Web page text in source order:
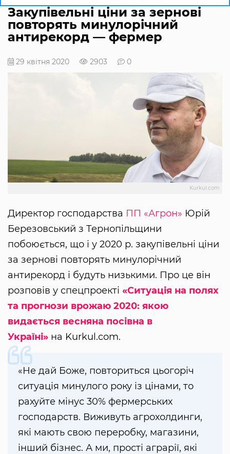
Закупівельні ціни за зернові
повторять минулорічний
антирекорд — фермер
29 квітня 2020 2903 0
Kurkul.com
Директор господарства ПП «Агрон» Юрій
Березовський з Тернопільщини
побоюється, що і у 2020 р. закупівельні ціни
за зернові повторять минулорічний
антирекорд і будуть низькими. Про це він
розповів у спецпроекті «Ситуація на полях
та прогнози врожаю 2020: якою
видається весняна посівна в
Україні» на Kurkul.com.
«Не дай Боже, повториться цьогоріч
ситуація минулого року із цінами, то
рахуйте мінус 30% фермерських
господарств. Виживуть агрохолдинги,
які мають свою переробку, магазини,
інший бізнес. А ми, прості аграрії, які